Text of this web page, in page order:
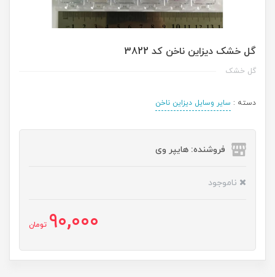
گل خشک ديزاين ناخن کد 3822
گل خشک
دسته : سایر وسایل دیزاین ناخن
فروشنده: هایپر وی
ناموجود
90,000 تومان